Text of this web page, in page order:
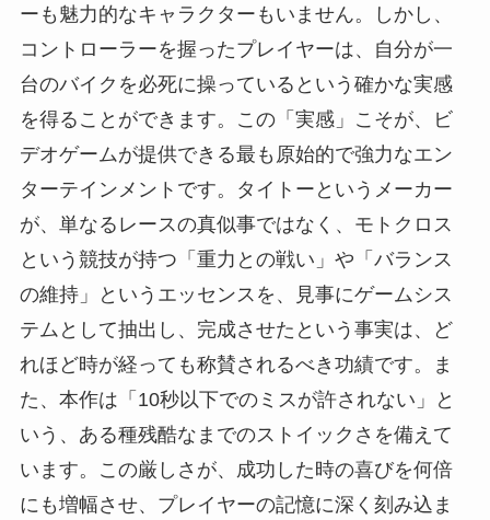
ーも魅力的なキャラクターもいません。しかし、
コントローラーを握ったプレイヤーは、自分が一
台のバイクを必死に操っているという確かな実感
を得ることができます。この「実感」こそが、ビ
デオゲームが提供できる最も原始的で強力なエン
ターテインメントです。タイトーというメーカー
が、単なるレースの真似事ではなく、モトクロス
という競技が持つ「重力との戦い」や「バランス
の維持」というエッセンスを、見事にゲームシス
テムとして抽出し、完成させたという事実は、ど
れほど時が経っても称賛されるべき功績です。ま
た、本作は「10秒以下でのミスが許されない」と
いう、ある種残酷なまでのストイックさを備えて
います。この厳しさが、成功した時の喜びを何倍
にも増幅させ、プレイヤーの記憶に深く刻み込ま